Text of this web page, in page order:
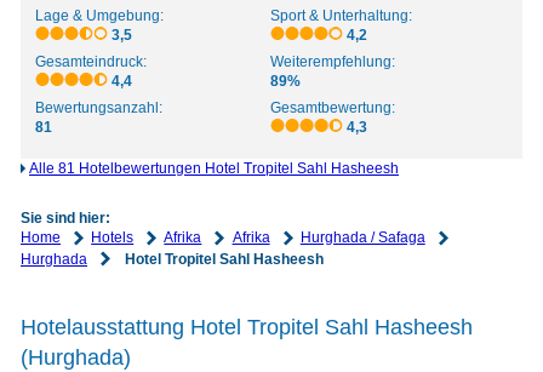
Lage & Umgebung:
3,5
Sport & Unterhaltung:
4,2
Gesamteindruck:
4,4
Weiterempfehlung:
89%
Bewertungsanzahl:
81
Gesamtbewertung:
4,3
Alle 81 Hotelbewertungen Hotel Tropitel Sahl Hasheesh
Sie sind hier:
Home
Hotels Afrika Afrika
Hurghada / Safaga
Hurghada
Hotel Tropitel Sahl Hasheesh
Hotelausstattung Hotel Tropitel Sahl Hasheesh
(Hurghada)